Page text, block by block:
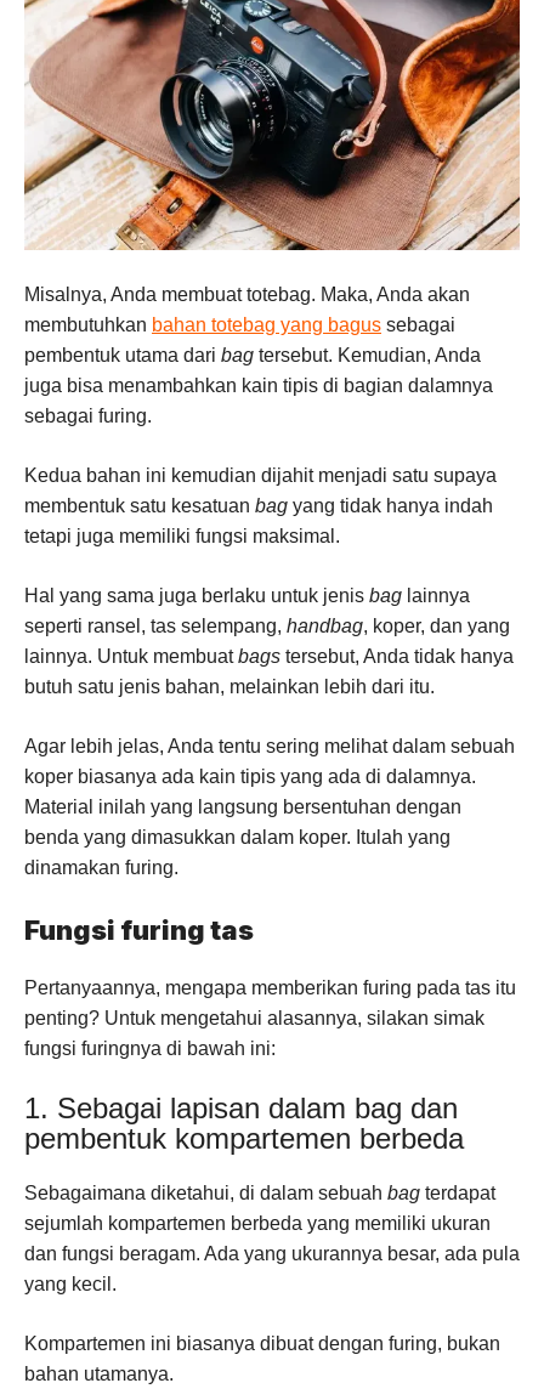
Misalnya, Anda membuat totebag. Maka, Anda akan
membutuhkan bahan totebag yang bagus sebagai
pembentuk utama dari bag tersebut. Kemudian, Anda
juga bisa menambahkan kain tipis di bagian dalamnya
sebagai furing.
Kedua bahan ini kemudian dijahit menjadi satu supaya
membentuk satu kesatuan bag yang tidak hanya indah
tetapi juga memiliki fungsi maksimal.
Hal yang sama juga berlaku untuk jenis bag lainnya
seperti ransel, tas selempang, handbag, koper, dan yang
lainnya. Untuk membuatbags tersebut, Anda tidak hanya
butuh satu jenis bahan, melainkan lebih dari itu.
Agar lebih jelas, Anda tentu sering melihat dalam sebuah
koper biasanya ada kain tipis yang ada di dalamnya.
Material inilah yang langsung bersentuhan dengan
benda yang dimasukkan dalam koper. Itulah yang
dinamakan furing.
Fungsi furing tas
Pertanyaannya, mengapa memberikan furing pada tas itu
penting? Untuk mengetahui alasannya, silakan simak
fungsi furingnya di bawah ini:
1. Sebagai lapisan dalam bag dan
pembentuk kompartemen berbeda
Sebagaimana diketahui, di dalam sebuah bag terdapat
sejumlah kompartemen berbeda yang memiliki ukuran
dan fungsi beragam. Ada yang ukurannya besar, ada pula
yang kecil.
Kompartemen ini biasanya dibuat dengan furing, bukan
bahan utamanya.